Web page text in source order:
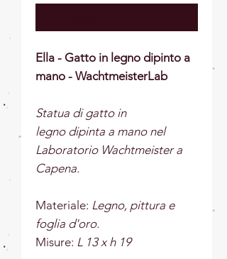
Ella - Gatto in legno dipinto a
mano - WachtmeisterLab
Statua di gatto in
legno dipinta a mano nel
Laboratorio Wachtmeister a
Capena.
Materiale: Legno, pittura e
foglia d'oro.
Misure: L 13 x h 19